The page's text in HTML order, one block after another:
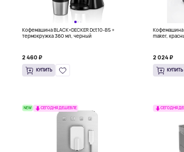
Кофемашина BLACK+DECKER Dct10-B5 +
термокружка 360 мл, черный
2 460 ₽
КУПИТЬ
Кофемашина
maker,
2 024 ₽
КУПИТЬ
NEW СЕГОДНЯ ДЕШЕВЛЕ СЕГОДНЯ